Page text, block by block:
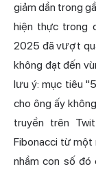
giảm dần trong
hiện thực trong
2025 đã vượt
không đạt đến
lưu ý: mục tiêu
cho ông ấy
truyền trên
Fibonacci từ một
nhầm con số đó